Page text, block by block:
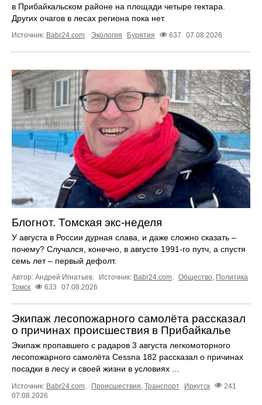
в Прибайкальском районе на площади четыре гектара.
Других очагов в лесах региона пока нет.
Источник: Babr24.com Экология Бурятия 637 07.08.2026
Блогнот. Томская экс-неделя
У августа в России дурная слава, и даже сложно сказать –
почему? Случался, конечно, в августе 1991-го путч, а спустя
семь лет – первый дефолт.
Автор: Андрей Игнатьев. Источник: Babr24.com. Общество, Политика
Томск
633 07.08.2026
Экипаж лесопожарного самолёта рассказал
о причинах происшествия в Прибайкалье
Экипаж пропавшего с радаров 3 августа легкомоторного
лесопожарного самолёта Cessna 182 рассказал о причинах
посадки в лесу и своей жизни в условиях ...
Источник: Babr24.com Происшествия Транспорт Иркутск
241
07.08.2026